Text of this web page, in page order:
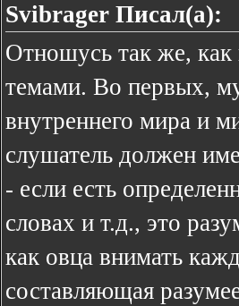
Svibrager Писал(а):
Отношусь так же,
темами. Во первых,
внутреннего мира и
слушатель должен
- если есть
словах и т.д., это
как овца внимать
составляющая